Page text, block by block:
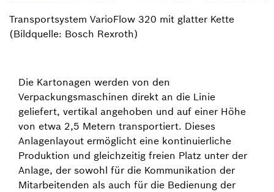
Transportsystem VarioFlow 320 mit glatter Kette
(Bildquelle: Bosch Rexroth)
Die Kartonagen werden von den
Verpackungsmaschinen direkt an die Linie
geliefert, vertikal angehoben und auf einer Höhe
von etwa 2,5 Metern transportiert. Dieses
Anlagenlayout ermöglicht eine kontinuierliche
Produktion und gleichzeitig freien Platz unter der
Anlage, der sowohl für die Kommunikation der
Mitarbeitenden als auch für die Bedienung der